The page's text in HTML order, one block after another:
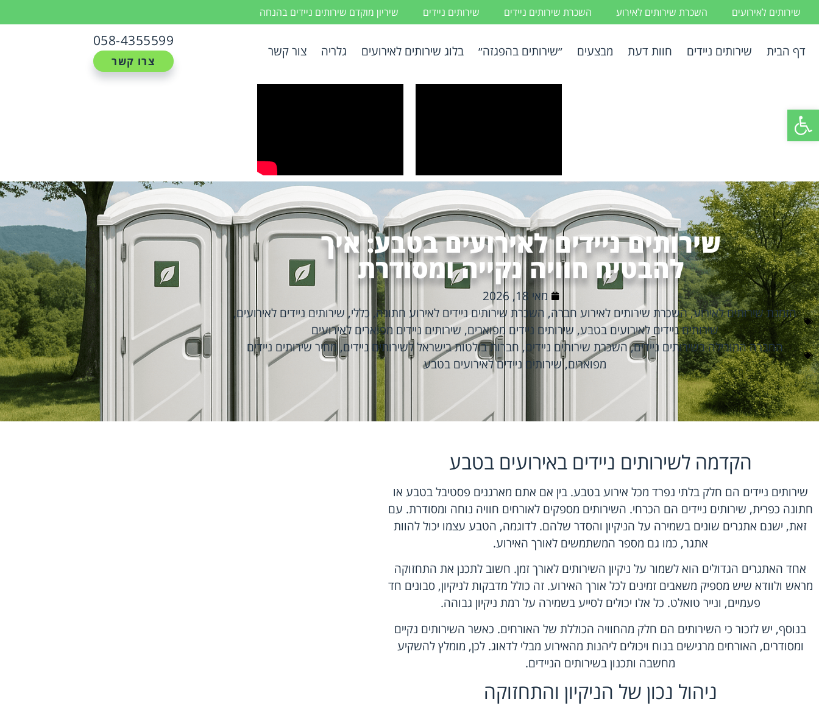
פתח סרגל נגישות
שירותים לאירועים השכרת שירותים לאירוע השכרת שירותים ניידים שירותים ניידים שיריון מוקדם שירותים ניידים בהנחה
דף הבית שירותים ניידים חוות דעת מבצעים ״שירותים בהפגזה״ בלוג שירותים לאירועים גלריה צור קשר
058-4355599
צרו קשר
שירותים ניידים לאירועים בטבע: איך
להבטיח חוויה נקייה ומסודרת
מאי 18, 2026
הזמנת שירותים לאירוע,השכרת שירותים לאירוע חברה, השכרת שירותים ניידים לאירוע חתונה, כללי, שירותים ניידים לאירועים,
שירותים ניידים לאירועים בטבע, שירותים ניידים מפוארים, שירותים ניידים מפוארים לאירועים
החברה המובילה בשירותים ניידים,השכרת שירותים ניידים, חברות בולטות בישראל לשירותים ניידים,מחיר שירותים ניידים
מפוארים,שירותים ניידים לאירועים בטבע
הקדמה לשירותים ניידים באירועים בטבע
שירותים ניידים הם חלק בלתי נפרד מכל אירוע בטבע. בין אם אתם מארגנים פסטיבל בטבע או
חתונה כפרית, שירותים ניידים הם הכרחי. השירותים מספקים לאורחים חוויה נוחה ומסודרת. עם
זאת, ישנם אתגרים שונים בשמירה על הניקיון והסדר שלהם. לדוגמה, הטבע עצמו יכול להוות
אתגר, כמו גם מספר המשתמשים לאורך האירוע.
אחד האתגרים הגדולים הוא לשמור על ניקיון השירותים לאורך זמן. חשוב לתכנן את התחזוקה
מראש ולוודא שיש מספיק משאבים זמינים לכל אורך האירוע. זה כולל מדבקות לניקיון, סבונים חד
פעמיים, ונייר טואלט. כל אלו יכולים לסייע בשמירה על רמת ניקיון גבוהה.
בנוסף, יש לזכור כי השירותים הם חלק מהחוויה הכוללת של האורחים. כאשר השירותים נקיים
ומסודרים, האורחים מרגישים בנוח ויכולים ליהנות מהאירוע מבלי לדאוג. לכן, מומלץ להשקיע
מחשבה ותכנון בשירותים הניידים.
ניהול נכון של הניקיון והתחזוקה